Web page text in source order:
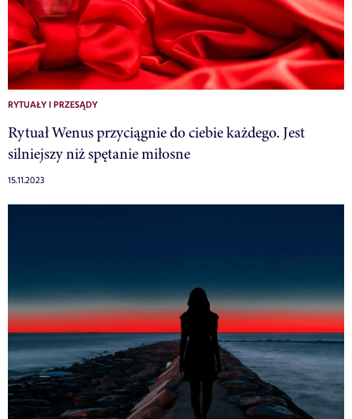
RYTUAŁY I PRZESĄDY
Rytuał Wenus przyciągnie do ciebie każdego. Jest
silniejszy niż spętanie miłosne
15.11.2023